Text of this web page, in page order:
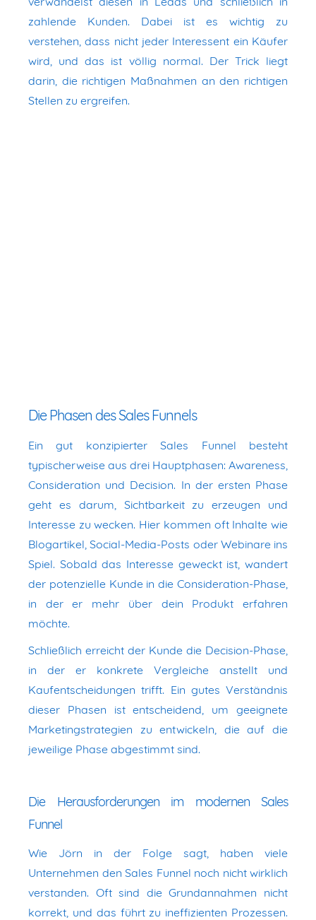
zahlende Kunden. Dabei ist es wichtig zu
verstehen, dass nicht jeder Interessent ein Käufer
wird, und das ist völlig normal. Der Trick liegt
darin, die richtigen Maßnahmen an den richtigen
Stellen zu ergreifen.
Die Phasen des Sales Funnels
Ein gut konzipierter Sales Funnel besteht
typischerweise aus drei Hauptphasen: Awareness,
Consideration und Decision. In der ersten Phase
geht es darum, Sichtbarkeit zu erzeugen und
Interesse zu wecken. Hier kommen oft Inhalte wie
Blogartikel, Social-Media-Posts oder Webinare ins
Spiel. Sobald das Interesse geweckt ist, wandert
der potenzielle Kunde in die Consideration-Phase,
in der er mehr über dein Produkt erfahren
möchte.
Schließlich erreicht der Kunde die Decision-Phase,
in der er konkrete Vergleiche anstellt und
Kaufentscheidungen trifft. Ein gutes Verständnis
dieser Phasen ist entscheidend, um geeignete
Marketingstrategien zu entwickeln, die auf die
jeweilige Phase abgestimmt sind.
Die Herausforderungen im modernen Sales
Funnel
Wie Jörn in der Folge sagt, haben viele
Unternehmen den Sales Funnel noch nicht wirklich
verstanden. Oft sind die Grundannahmen nicht
korrekt, und das führt zu ineffizienten Prozessen.